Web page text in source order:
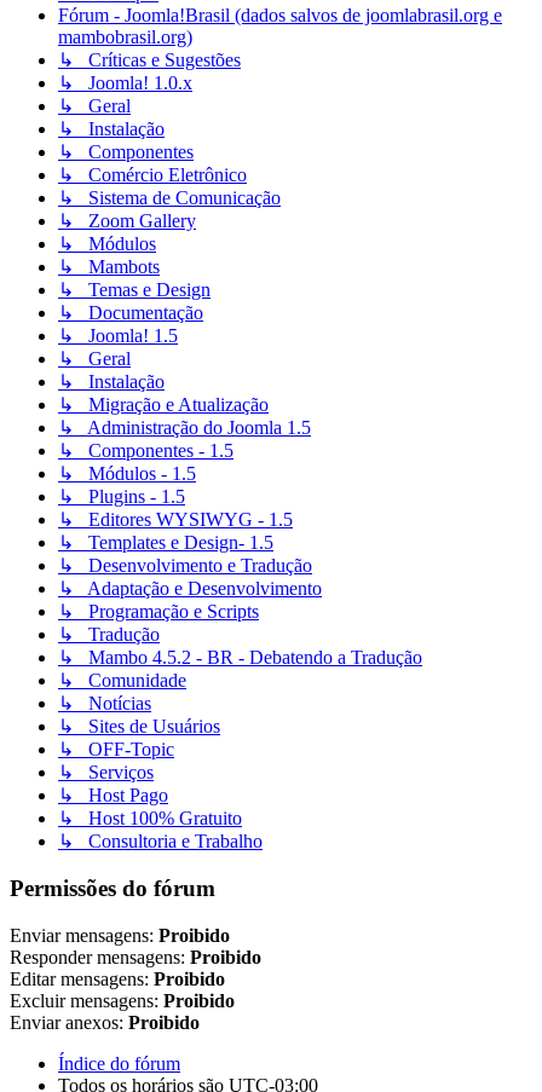
Fórum - Joomla!Brasil (dados salvos de joomlabrasil.org e
mambobrasil.org)
↳ Críticas e Sugestões
↳ Joomla! 1.0.x
↳ Geral
↳ Instalação
↳ Componentes
↳ Comércio Eletrônico
↳ Sistema de Comunicação
↳ Zoom Gallery
↳ Módulos
↳ Mambots
↳ Temas e Design
↳ Documentação
↳ Joomla! 1.5
↳ Geral
↳ Instalação
↳ Migração e Atualização
↳ Administração do Joomla 1.5
↳ Componentes - 1.5
↳ Módulos - 1.5
↳ Plugins - 1.5
↳ Editores WYSIWYG - 1.5
↳ Templates e Design- 1.5
↳ Desenvolvimento e Tradução
↳ Adaptação e Desenvolvimento
↳ Programação e Scripts
↳ Tradução
↳ Mambo 4.5.2 - BR - Debatendo a Tradução
↳ Comunidade
↳ Notícias
↳ Sites de Usuários
↳ OFF-Topic
↳ Serviços
↳ Host Pago
↳ Host 100% Gratuito
↳ Consultoria e Trabalho
Permissões do fórum
Enviar mensagens: Proibido
Responder mensagens: Proibido
Editar mensagens: Proibido
Excluir mensagens: Proibido
Enviar anexos: Proibido
Índice do fórum
Todos os horários são UTC-03:00